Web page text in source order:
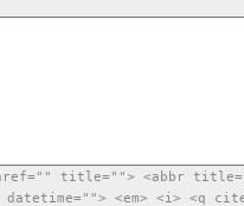
title=""> <abbr
<em> <i> <q